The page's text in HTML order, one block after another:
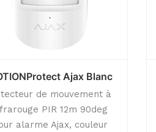
Ajax Blanc
de mouvement à
PIR 12m 90deg
alarme Ajax, couleur